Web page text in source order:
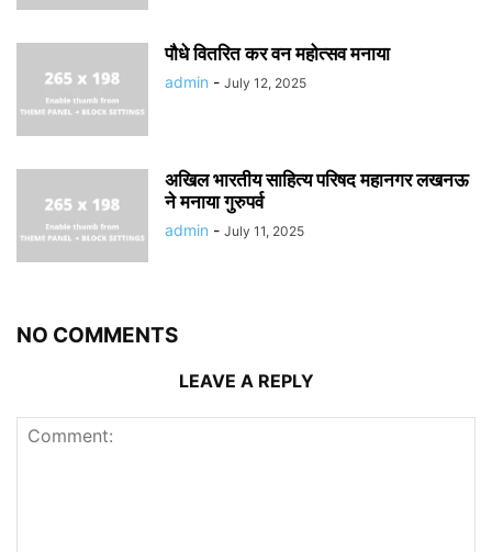
पौधे वितरित कर वन महोत्सव मनाया
admin - July 12, 2025
अखिल भारतीय साहित्य परिषद महानगर लखनऊ
ने मनाया गुरुपर्व
admin - July 11, 2025
NO COMMENTS
LEAVE A REPLY